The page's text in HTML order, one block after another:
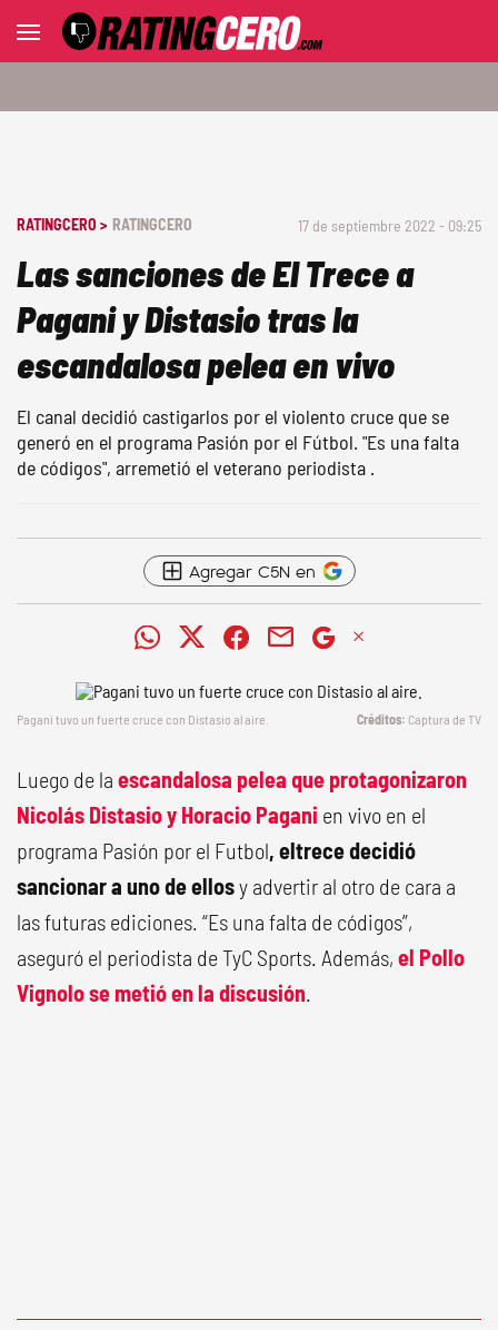
RATINGCERO > RATINGCERO 17 de septiembre 2022 - 09:25
Las sanciones de El Trece a
Pagani y Distasio tras la
escandalosa pelea en vivo
El canal decidió castigarlos por el violento cruce que se
generó en el programa Pasión por el Fútbol. "Es una falta
de códigos", arremetió el veterano periodista .
Agregar C5N en
Pagani tuvo un fuerte cruce con Distasio al aire. Captura de TV
Luego de la escandalosa pelea que protagonizaron
Nicolás Distasio y Horacio Pagani en vivo en el
programa Pasión por el Futbol, eltrece decidió
sancionar a uno de ellosy advertir al otro de cara a
las futuras ediciones. “Es una falta de códigos”,
aseguró el periodista de TyC Sports. Además, el Pollo
Vignolo se metió en la discusión.